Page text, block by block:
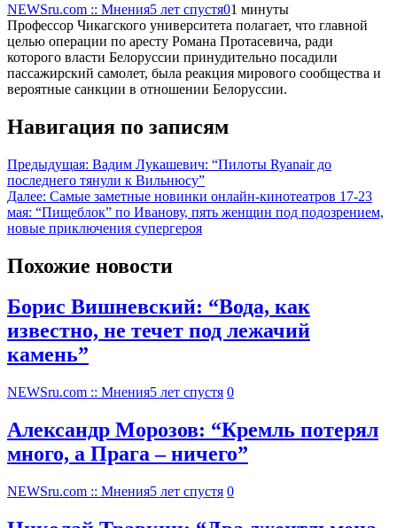
NEWSru.com :: Мнения5 лет спустя01 минуты
Профессор Чикагского университета полагает, что главной
целью операции по аресту Романа Протасевича, ради
которого власти Белоруссии принудительно посадили
пассажирский самолет, была реакция мирового сообщества и
вероятные санкции в отношении Белоруссии.
Навигация по записям
Предыдущая: Вадим Лукашевич: “Пилоты Ryanair до
последнего тянули к Вильнюсу”
Далее: Самые заметные новинки онлайн-кинотеатров 17-23
мая: “Пищеблок” по Иванову, пять женщин под подозрением,
новые приключения супергероя
Похожие новости
Борис Вишневский: “Вода, как
известно, не течет под лежачий
камень”
NEWSru.com :: Мнения5 лет спустя 0
Александр Морозов: “Кремль потерял
много, а Прага – ничего”
NEWSru.com :: Мнения5 лет спустя 0